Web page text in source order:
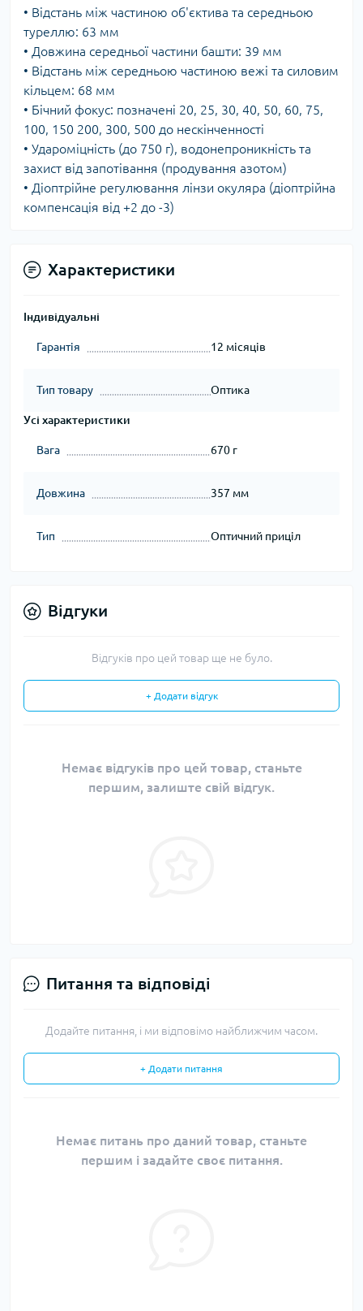
• Відстань між частиною об'єктива та середньою
туреллю: 63 мм
• Довжина середньої частини башти: 39 мм
• Відстань між середньою частиною вежі та силовим
кільцем: 68 мм
• Бічний фокус: позначені 20, 25, 30, 40, 50, 60, 75,
100, 150 200, 300, 500 до нескінченності
• Удароміцність (до 750 г), водонепроникність та
захист від запотівання (продування азотом)
• Діоптрійне регулювання лінзи окуляра (діоптрійна
компенсація від +2 до -3)
Характеристики
Індивідуальні
Гарантія 12 місяців
Тип товару Оптика
Усі характеристики
Вага 670 г
Довжина 357 мм
Тип Оптичний приціл
Відгуки
Відгуків про цей товар ще не було.
+ Додати відгук
Немає відгуків про цей товар, станьте
першим, залиште свій відгук.
Питання та відповіді
Додайте питання, і ми відповімо найближчим часом.
+ Додати питання
Немає питань про даний товар, станьте
першим і задайте своє питання.